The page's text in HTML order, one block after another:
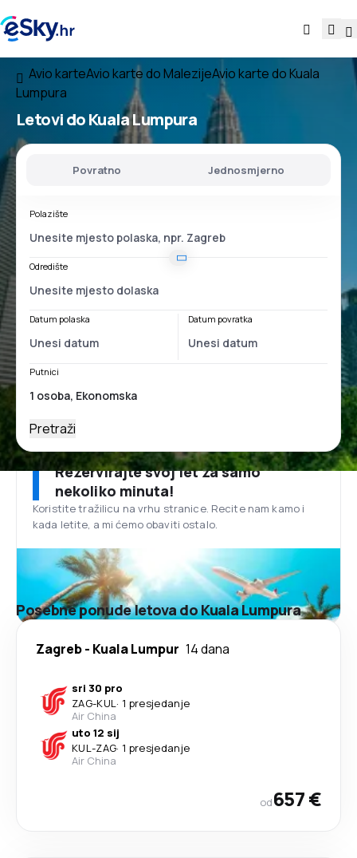
Avio karteAvio karte do MalezijeAvio karte do Kuala
Lumpura
Letovi do Kuala Lumpura
Povratno Jednosmjerno
Polazište
Odredište
Datum polaska Datum povratka
Putnici
Pretraži
Rezervirajte svoj let za samo
nekoliko minuta!
Koristite tražilicu na vrhu stranice. Recite nam kamo i
kada letite, a mi ćemo obaviti ostalo.
Posebne ponude letova do Kuala Lumpura
Zagreb- Kuala Lumpur 14 dana
sri 30 pro
ZAG-KUL· 1 presjedanje
Air China
uto 12 sij
KUL-ZAG· 1 presjedanje
Air China
od657 €